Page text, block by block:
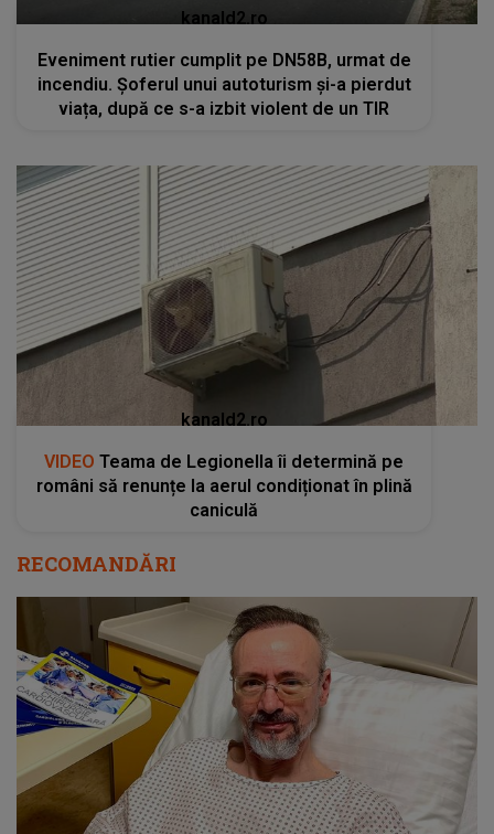
kanald2.ro
Eveniment rutier cumplit pe DN58B, urmat de
incendiu. Șoferul unui autoturism și-a pierdut
viața, după ce s-a izbit violent de un TIR
kanald2.ro
VIDEO Teama de Legionella îi determină pe
români să renunțe la aerul condiționat în plină
caniculă
RECOMANDĂRI